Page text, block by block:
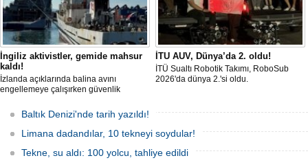
İngiliz aktivistler, gemide mahsur
kaldı!
İzlanda açıklarında balina avını
engellemeye çalışırken güvenlik
protesto gemisindeki 21 çevre aktivisti,
günlerdir gemiden çıkmalarına izin
verilmediğini ve temel haklarının ihlal
edildiğini öne sürdü. Mürettebatta iki
Britanyalı aktivist de bulunuyor.
İTU AUV, Dünya’da 2. oldu!
İTÜ Sualtı Robotik Takımı, RoboSub
2026'da dünya 2.'si oldu.
Baltık Denizi'nde tarih yazıldı!
Limana dadandılar, 10 tekneyi soydular!
Tekne, su aldı: 100 yolcu, tahliye edildi